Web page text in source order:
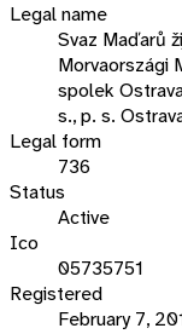
Legal name
Svaz Maďarů
Morvaországi
spolek
s., p. s.
Legal form
736
Status
Active
Ico
05735751
Registered
February 7,